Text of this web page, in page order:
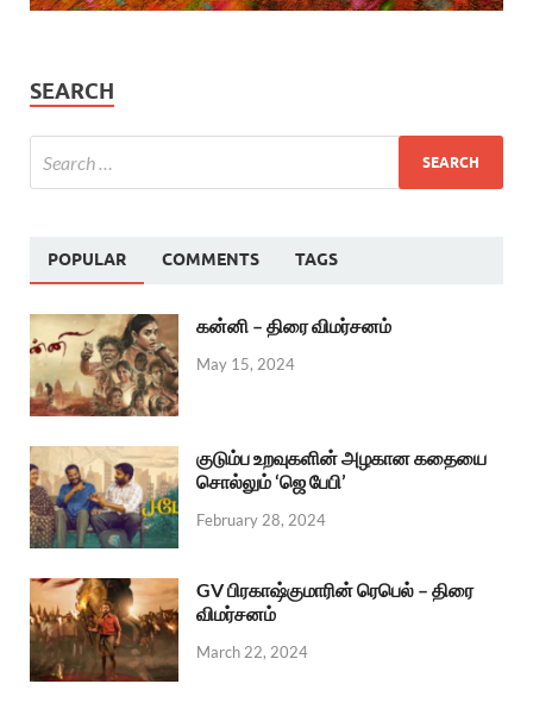
SEARCH
POPULAR COMMENTS TAGS
கன்னி – திரை விமர்சனம்
May 15, 2024
குடும்ப உறவுகளின் அழகான கதையை
சொல்லும் ‘ஜெ பேபி’
February 28, 2024
GV பிரகாஷ்குமாரின் ரெபெல் – திரை
விமர்சனம்
March 22, 2024